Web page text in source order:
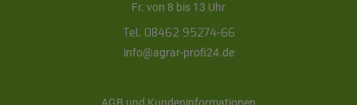
Fr. von 8 bis 13 Uhr
Tel. 08462 95274-66
info@agrar-profi24.de